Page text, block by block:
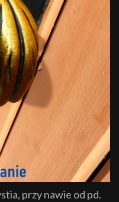
przy nawie od pd.